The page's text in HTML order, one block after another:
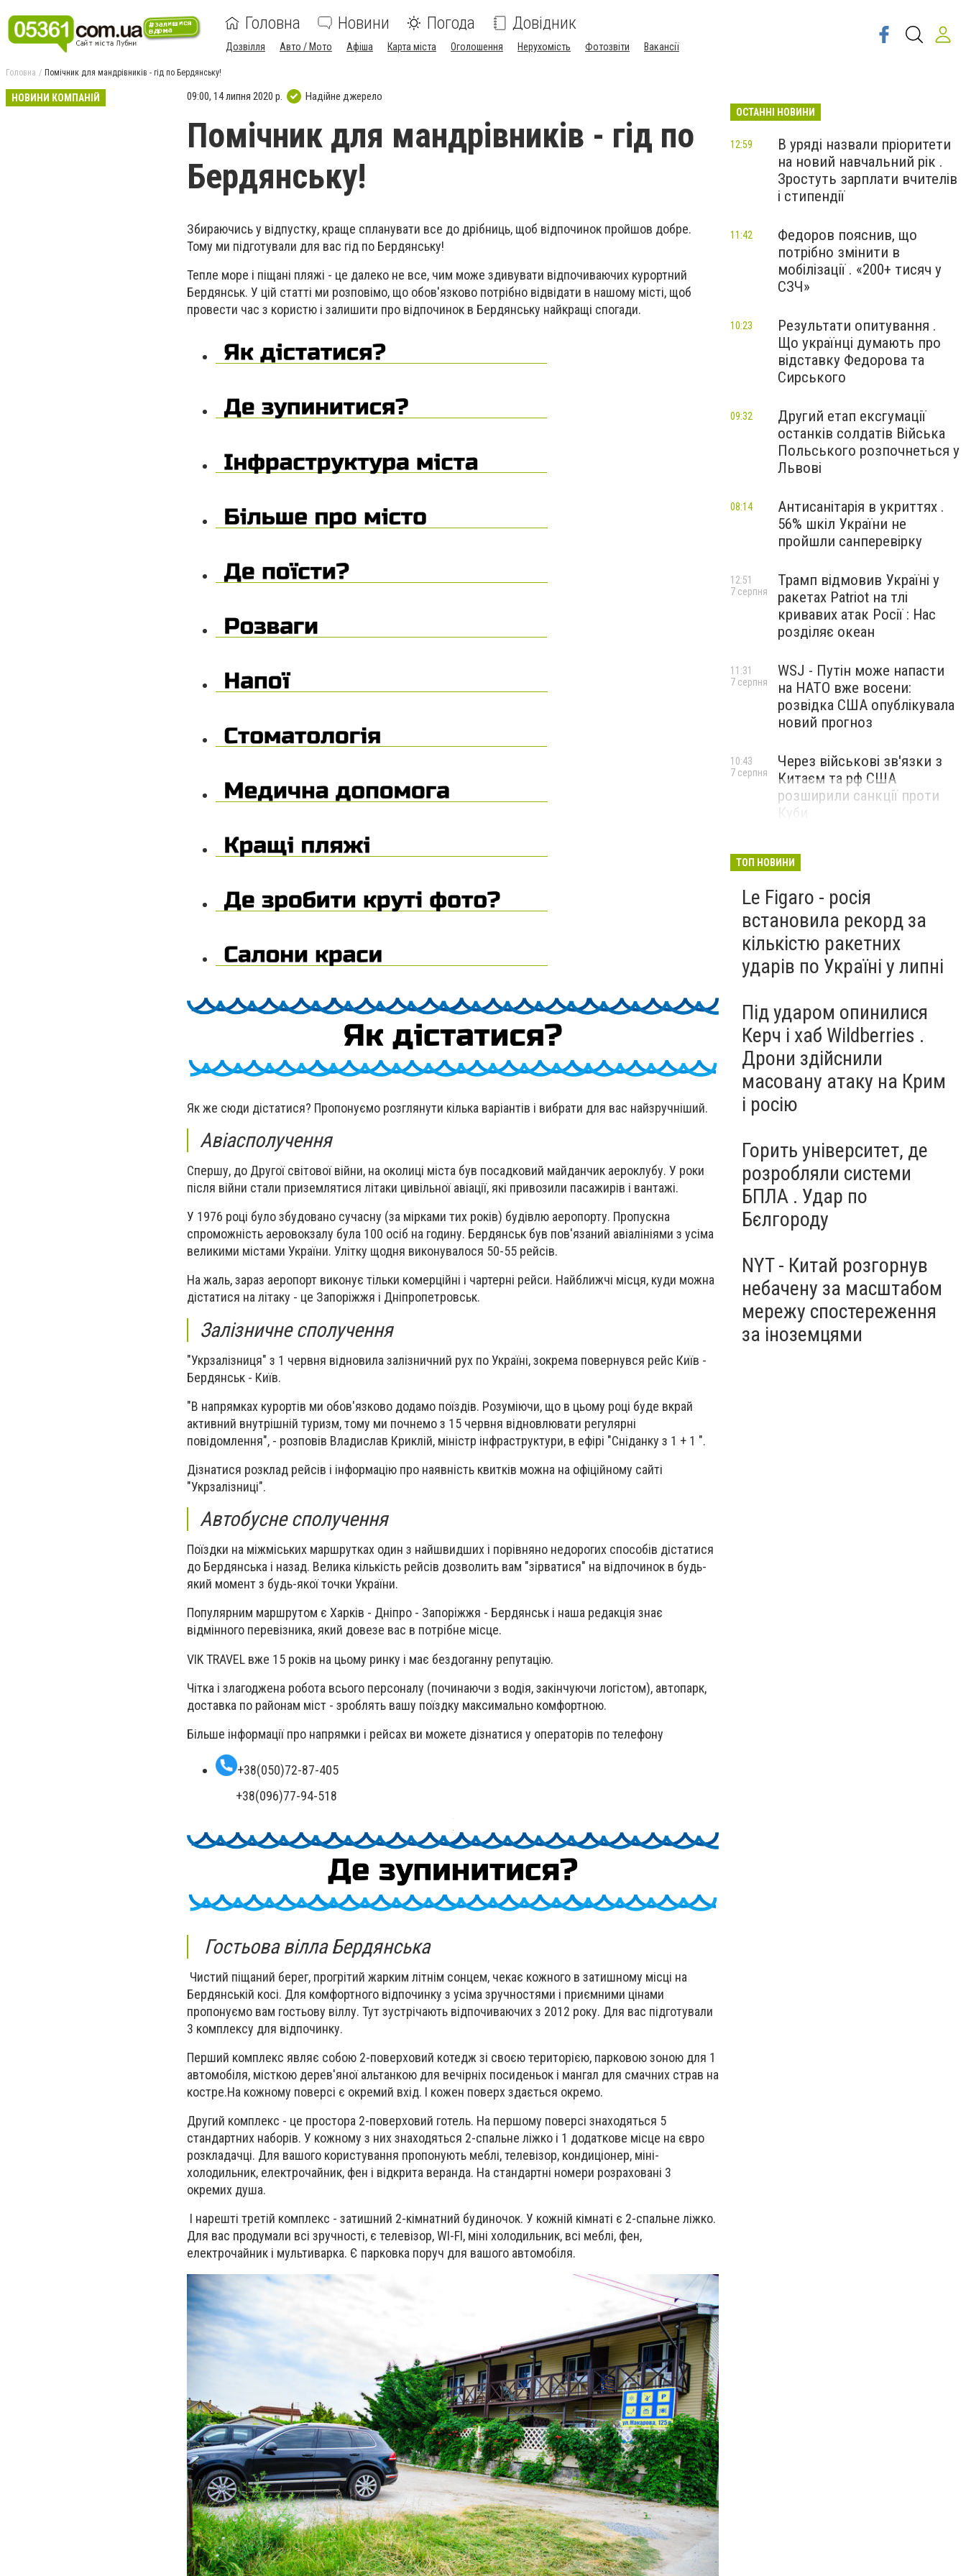
Головна Новини Погода Довідник
Дозвілля Авто / Мото Афіша Карта міста Оголошення Нерухомість Фотозвіти Вакансії
Головна Помічник для мандрівників - гід по Бердянську!
НОВИНИ КОМПАНІЙ 09:00, 14 липня 2020 р. Надійне джерело
Помічник для мандрівників - гід по
Бердянську!
Збираючись у відпустку, краще спланувати все до дрібниць, щоб відпочинок пройшов добре.
Тому ми підготували для вас гід по Бердянську!
Тепле море і піщані пляжі - це далеко не все, чим може здивувати відпочиваючих курортний
Бердянськ. У цій статті ми розповімо, що обов'язково потрібно відвідати в нашому місті, щоб
провести час з користю і залишити про відпочинок в Бердянську найкращі спогади.
Як же сюди дістатися? Пропонуємо розглянути кілька варіантів і вибрати для вас найзручніший.
Авіасполучення
Спершу, до Другої світової війни, на околиці міста був посадковий майданчик аероклубу. У роки
після війни стали приземлятися літаки цивільної авіації, які привозили пасажирів і вантажі.
У 1976 році було збудовано сучасну (за мірками тих років) будівлю аеропорту. Пропускна
спроможність аеровокзалу була 100 осіб на годину. Бердянськ був пов'язаний авіалініями з усіма
великими містами України. Улітку щодня виконувалося 50-55 рейсів.
На жаль, зараз аеропорт виконує тільки комерційні і чартерні рейси. Найближчі місця, куди можна
дістатися на літаку - це Запоріжжя і Дніпропетровськ.
Залізничне сполучення
"Укрзалізниця" з 1 червня відновила залізничний рух по Україні, зокрема повернувся рейс Київ -
Бердянськ - Київ.
"В напрямках курортів ми обов'язково додамо поїздів. Розуміючи, що в цьому році буде вкрай
активний внутрішній туризм, тому ми почнемо з 15 червня відновлювати регулярні
повідомлення", - розповів Владислав Криклій, міністр інфраструктури, в ефірі "Сніданку з 1 + 1 ".
Дізнатися розклад рейсів і інформацію про наявність квитків можна на офіційному сайті
"Укрзалізниці".
Автобусне сполучення
Поїздки на міжміських маршрутках один з найшвидших і порівняно недорогих способів дістатися
до Бердянська і назад. Велика кількість рейсів дозволить вам "зірватися" на відпочинок в будь-
який момент з будь-якої точки України.
Популярним маршрутом є Харків - Дніпро - Запоріжжя - Бердянськ і наша редакція знає
відмінного перевізника, який довезе вас в потрібне місце.
VIK TRAVEL вже 15 років на цьому ринку і має бездоганну репутацію.
Чітка і злагоджена робота всього персоналу (починаючи з водія, закінчуючи логістом), автопарк,
доставка по районам міст - зроблять вашу поїздку максимально комфортною.
Більше інформації про напрямки і рейсах ви можете дізнатися у операторів по телефону
+38(050)72-87-405
+38(096)77-94-518
Гостьова вілла Бердянська
Чистий піщаний берег, прогрітий жарким літнім сонцем, чекає кожного в затишному місці на
Бердянській косі. Для комфортного відпочинку з усіма зручностями і приємними цінами
пропонуємо вам гостьову віллу. Тут зустрічають відпочиваючих з 2012 року. Для вас підготували
3 комплексу для відпочинку.
Перший комплекс являє собою 2-поверховий котедж зі своєю територією, парковою зоною для 1
автомобіля, місткою дерев'яної альтанкою для вечірніх посиденьок і мангал для смачних страв на
костре.На кожному поверсі є окремий вхід. І кожен поверх здається окремо.
Другий комплекс - це простора 2-поверховий готель. На першому поверсі знаходяться 5
стандартних наборів. У кожному з них знаходяться 2-спальне ліжко і 1 додаткове місце на євро
розкладачці. Для вашого користування пропонують меблі, телевізор, кондиціонер, міні-
холодильник, електрочайник, фен і відкрита веранда. На стандартні номери розраховані 3
окремих душа.
І нарешті третій комплекс - затишний 2-кімнатний будиночок. У кожній кімнаті є 2-спальне ліжко.
Для вас продумали всі зручності, є телевізор, WI-FI, міні холодильник, всі меблі, фен,
електрочайник і мультиварка. Є парковка поруч для вашого автомобіля.
ОСТАННІ НОВИНИ
В уряді назвали пріоритети
на новий навчальний рік .
Зростуть зарплати вчителів
і стипендії
12:59
Федоров пояснив, що
потрібно змінити в
мобілізації . «200+ тисяч у
СЗЧ»
11:42
Результати опитування .
Що українці думають про
відставку Федорова та
Сирського
10:23
Другий етап ексгумації
останків солдатів Війська
Польського розпочнеться у
Львові
09:32
Антисанітарія в укриттях .
56% шкіл України не
пройшли санперевірку
08:14
Трамп відмовив Україні у
ракетах Patriot на тлі
кривавих атак Росії : Нас
розділяє океан
12:51
7 серпня
WSJ - Путін може напасти
на НАТО вже восени:
розвідка США опублікувала
новий прогноз
11:31
7 серпня
Через військові зв'язки з
Китаєм та рф США
розширили санкції проти
Куби
10:43
7 серпня
ТОП НОВИНИ
Le Figaro - росія
встановила рекорд за
кількістю ракетних
ударів по Україні у липні
Під ударом опинилися
Керч і хаб Wildberries .
Дрони здійснили
масовану атаку на Крим
і росію
Горить університет, де
розробляли системи
БПЛА . Удар по
Бєлгороду
NYT - Китай розгорнув
небачену за масштабом
мережу спостереження
за іноземцями